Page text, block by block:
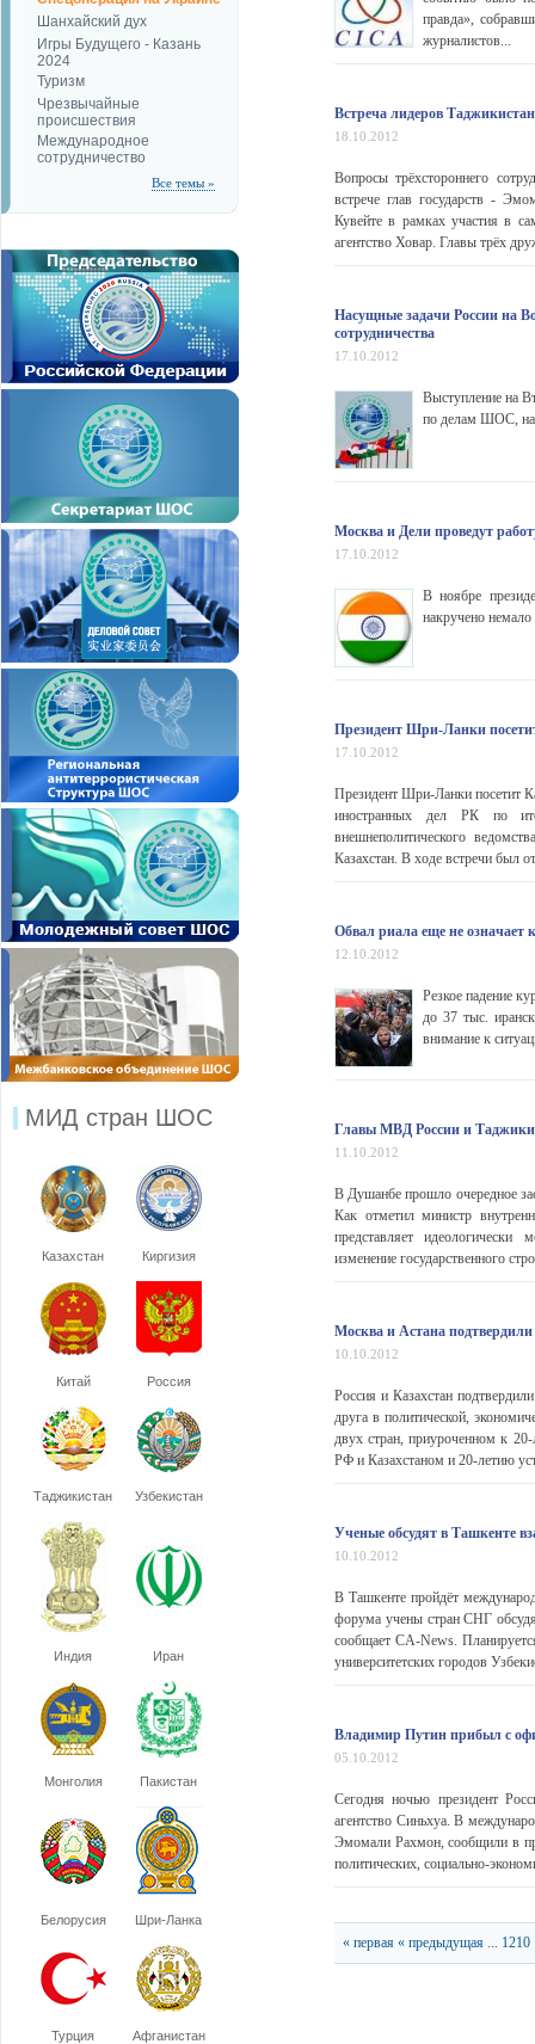
Шанхайский дух
Игры Будущего - Казань
2024
Туризм
Чрезвычайные
происшествия
Международное
сотрудничество
Все темы »
МИД стран ШОС
Казахстан Киргизия
Китай Россия
Таджикистан Узбекистан
Индия Иран
Монголия Пакистан
Белорусия Шри-Ланка
Турция Афганистан
правда»,
журналистов...
Встреча лидеров
18.10.2012
Вопросы трёхстороннего
встрече глав государств -
Кувейте в рамках участия в
агентство Ховар. Главы трёх
Насущные задачи России на
сотрудничества
17.10.2012
Выступление на
по делам ШОС,
Москва и Дели проведут
17.10.2012
В ноябре
накручено немало
Президент Шри-Ланки
17.10.2012
Президент Шри-Ланки посетит
иностранных дел РК по
внешнеполитического
Казахстан. В ходе встречи был
Обвал риала еще не означает
12.10.2012
Резкое падение
до 37 тыс.
внимание к
Главы МВД России и
11.10.2012
В Душанбе прошло очередное
Как отметил министр
представляет идеологически
изменение государственного
Москва и Астана подтвердили
10.10.2012
Россия и Казахстан
друга в политической,
двух стран, приуроченном к
РФ и Казахстаном и 20-летию
Ученые обсудят в Ташкенте
10.10.2012
В Ташкенте пройдёт
форума учены стран СНГ
сообщает CA-News.
университетских городов
Владимир Путин прибыл с
05.10.2012
Сегодня ночью президент
агентство Синьхуа. В
Эмомали Рахмон, сообщили в
политических, социально-
« первая « предыдущая ... 1210